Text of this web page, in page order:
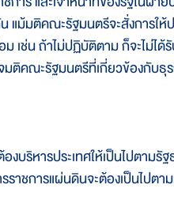
แม้มติคณะรัฐมนตรีจะสั่งการให้
เช่น ถ้าไม่ปฏิบัติตาม ก็จะไม่ไ
มติคณะรัฐมนตรีที่เกี่ยวข้องกับ
บริหารประเทศให้เป็นไปตาม
าชการแผ่นดินจะต้องเป็นไปต